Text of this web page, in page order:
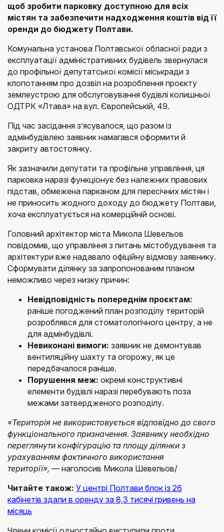
щоб зробити парковку доступною для всіх
містян та забезпечити надходження коштів від її
оренди до бюджету Полтави.
Комунальна установа Полтавської обласної ради з
експлуатації адміністративних будівель звернулася
до профільної депутатської комісії міськради з
клопотанням про дозвіл на розроблення проєкту
землеустрою для обслуговування будівлі колишньої
ОДТРК «Лтава» на вул. Європейській, 49.
Під час засідання з’ясувалося, що разом із
адмінбудівлею заявник намагався оформити й
закриту автостоянку.
Як зазначили депутати та профільне управління, ця
парковка наразі функціонує без належних правових
підстав, обмежена парканом для пересічних містян і
не приносить жодного доходу до бюджету Полтави,
хоча експлуатується на комерційній основі.
Головний архітектор міста Микола Шевельов
повідомив, що управління з питань містобудування та
архітектури вже надавало офіційну відмову заявнику.
Сформувати ділянку за запропонованим планом
неможливо через низку причин:
Невідповідність попереднім проєктам:
раніше погоджений план розподілу територій
розроблявся для стоматологічного центру, а не
для адмінбудівлі.
Невиконані вимоги: заявник не демонтував
вентиляційну шахту та огорожу, як це
передбачалося раніше.
Порушення меж: окремі конструктивні
елементи будівлі наразі перебувають поза
межами затвердженого розподілу.
«Територія не використовується відповідно до свого
функціонального призначення. Заявнику необхідно
переглянути конфігурацію та площу ділянки з
урахуванням фактичного використання
території», — наголосив Микола Шевельов/
Читайте також: У центрі Полтави блок із 26
кабінетів здали в оренду за 8,3 тисячі гривень на
місяць